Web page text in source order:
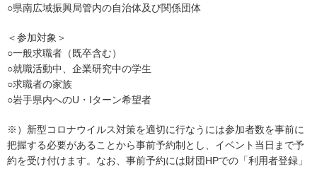
○県南広域振興局管内の自治体及び関係団体
＜参加対象＞
○一般求職者（既卒含む）
○就職活動中、企業研究中の学生
○求職者の家族
○岩手県内へのU・Iターン希望者
※）新型コロナウイルス対策を適切に行なうには参加者数を事前に
把握する必要があることから事前予約制とし、イベント当日まで予
約を受け付けます。なお、事前予約には財団HPでの「利用者登録」